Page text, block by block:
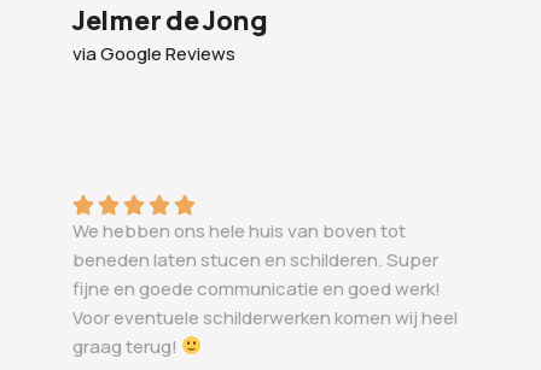
Jelmer de Jong
via Google Reviews
We hebben ons hele huis van boven tot
beneden laten stucen en schilderen. Super
fijne en goede communicatie en goed werk!
Voor eventuele schilderwerken komen wij heel
graag terug!